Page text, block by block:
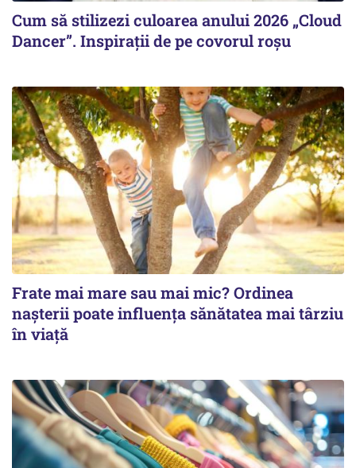
Cum să stilizezi culoarea anului 2026 „Cloud
Dancer”. Inspirații de pe covorul roșu
Frate mai mare sau mai mic? Ordinea
nașterii poate influența sănătatea mai târziu
în viață